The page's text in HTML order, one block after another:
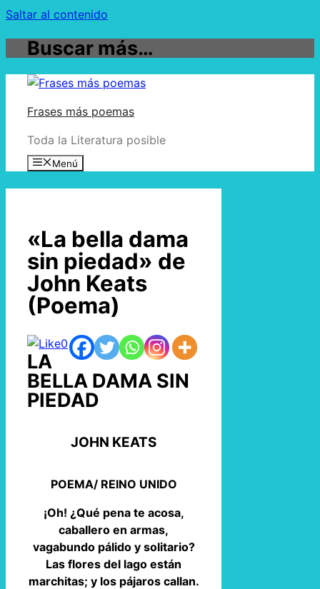
Saltar al contenido
Buscar más…
Frases más poemas
Toda la Literatura posible
Menú
«La bella dama
sin piedad» de
John Keats
(Poema)
0
LA
BELLA DAMA SIN
PIEDAD
JOHN KEATS
POEMA/ REINO UNIDO
¡Oh! ¿Qué pena te acosa,
caballero en armas,
vagabundo pálido y solitario?
Las flores del lago están
marchitas; y los pájaros callan.